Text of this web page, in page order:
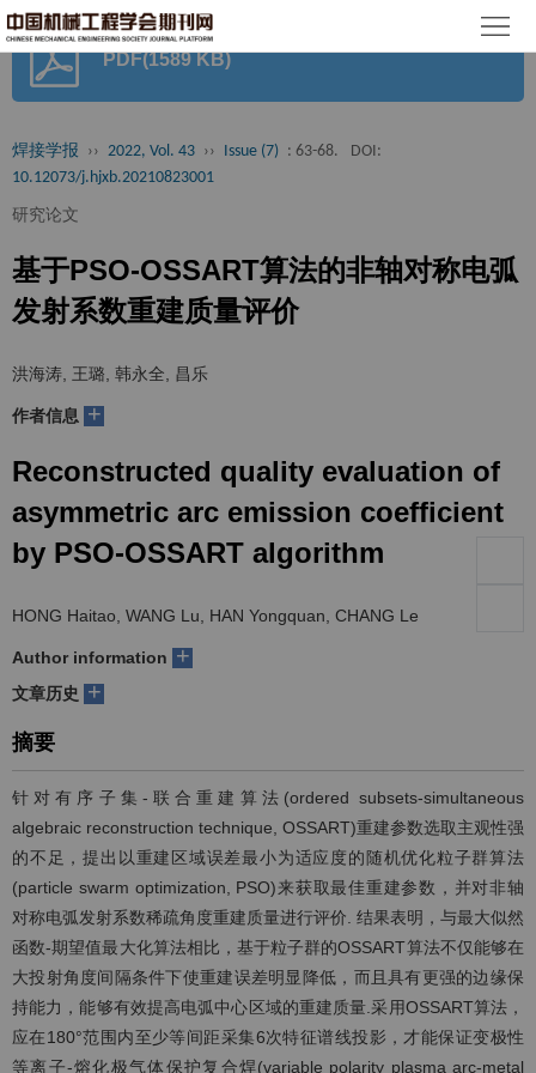
首
服
刊
态
分
目
录
入
集
群
关
于
我
读
者
学
网
PDF(1589 KB)
焊接学报 ›› 2022, Vol. 43 ›› Issue (7) : 63-68.
DOI:
10.12073/j.hjxb.20210823001
研究论文
基于PSO-OSSART算法的非轴对称电弧
发射系数重建质量评价
洪海涛, 王璐, 韩永全, 昌乐
作者信息 +
Reconstructed quality evaluation of
asymmetric arc emission coefficient
by PSO-OSSART algorithm
HONG Haitao, WANG Lu, HAN Yongquan, CHANG Le
Author information +
文章历史 +
摘要
针对有序子集-联合重建算法(ordered subsets-simultaneous
algebraic reconstruction technique, OSSART)重建参数选取主观性强
的不足，提出以重建区域误差最小为适应度的随机优化粒子群算法
(particle swarm optimization, PSO)来获取最佳重建参数，并对非轴
对称电弧发射系数稀疏角度重建质量进行评价. 结果表明，与最大似然
函数-期望值最大化算法相比，基于粒子群的OSSART算法不仅能够在
大投射角度间隔条件下使重建误差明显降低，而且具有更强的边缘保
持能力，能够有效提高电弧中心区域的重建质量.采用OSSART算法，
应在180°范围内至少等间距采集6次特征谱线投影，才能保证变极性
等离子-熔化极气体保护复合焊(variable polarity plasma arc-metal